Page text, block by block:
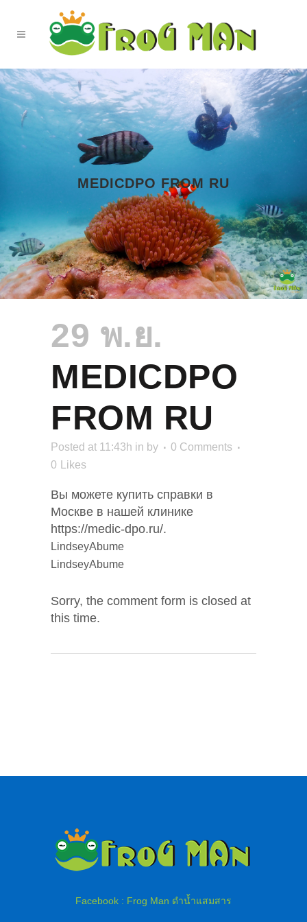
MEDICDPO FROM RU
29 พ.ย.
MEDICDPO
FROM RU
Posted at 11:43h in by
0 Comments
0
Likes
Вы можете купить справки в
Москве в нашей клинике
https://medic-dpo.ru/.
LindseyAbume
LindseyAbume
Sorry, the comment form is closed at
this time.
Facebook : Frog Man ดำน้ำแสมสาร